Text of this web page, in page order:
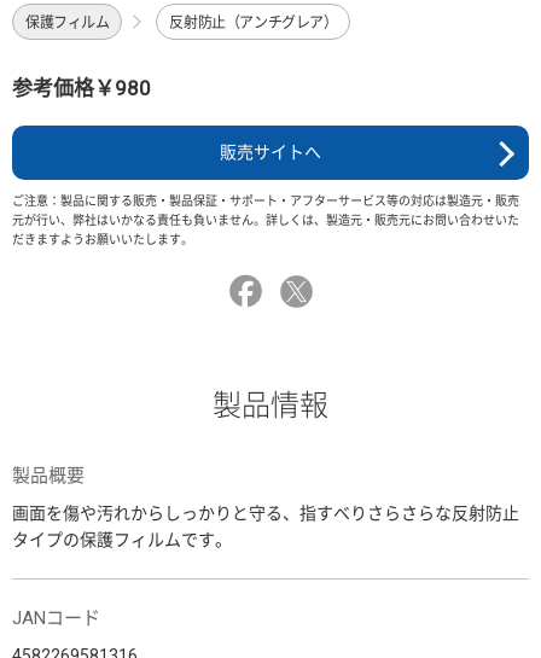
保護フィルム 反射防止（アンチグレア）
参考価格￥980
販売サイトへ
ご注意：製品に関する販売・製品保証・サポート・アフターサービス等の対応は製造元・販売
元が行い、弊社はいかなる責任も負いません。詳しくは、製造元・販売元にお問い合わせいた
だきますようお願いいたします。
製品情報
製品概要
画面を傷や汚れからしっかりと守る、指すべりさらさらな反射防止
タイプの保護フィルムです。
JANコード